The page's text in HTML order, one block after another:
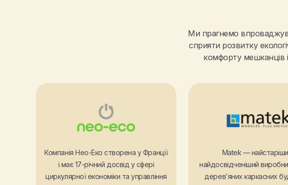
Ми прагнемо
сприяти розвитку
комфорту мешканців
Компанія Нео-Еко створена у Франції
і має 17-річний досвід у сфері
циркулярної економіки та управління
Matek —
найдосвідченіший
дерев’яних каркасних